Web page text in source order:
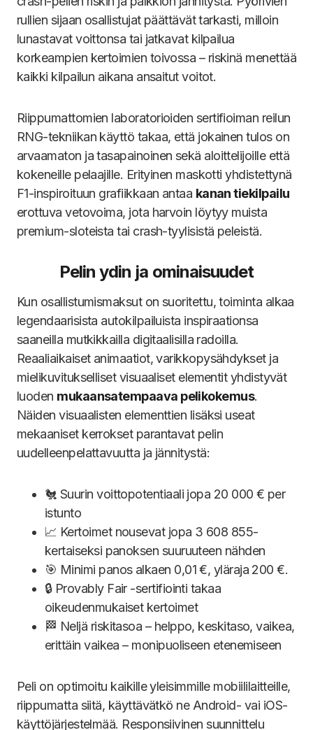
rullien sijaan osallistujat päättävät tarkasti, milloin
lunastavat voittonsa tai jatkavat kilpailua
korkeampien kertoimien toivossa – riskinä menettää
kaikki kilpailun aikana ansaitut voitot.
Riippumattomien laboratorioiden sertifioiman reilun
RNG-tekniikan käyttö takaa, että jokainen tulos on
arvaamaton ja tasapainoinen sekä aloittelijoille että
kokeneille pelaajille. Erityinen maskotti yhdistettynä
F1-inspiroituun grafiikkaan antaa kanan tiekilpailu
erottuva vetovoima, jota harvoin löytyy muista
premium-sloteista tai crash-tyylisistä peleistä.
Pelin ydin ja ominaisuudet
Kun osallistumismaksut on suoritettu, toiminta alkaa
legendaarisista autokilpailuista inspiraationsa
saaneilla mutkikkailla digitaalisilla radoilla.
Reaaliaikaiset animaatiot, varikkopysähdykset ja
mielikuvitukselliset visuaaliset elementit yhdistyvät
luoden mukaansatempaava pelikokemus.
Näiden visuaalisten elementtien lisäksi useat
mekaaniset kerrokset parantavat pelin
uudelleenpelattavuutta ja jännitystä:
🐔 Suurin voittopotentiaali jopa 20 000 € per
istunto
📈 Kertoimet nousevat jopa 3 608 855-
kertaiseksi panoksen suuruuteen nähden
🎯 Minimi panos alkaen 0,01 €, yläraja 200 €.
🔒 Provably Fair -sertifiointi takaa
oikeudenmukaiset kertoimet
🏁 Neljä riskitasoa – helppo, keskitaso, vaikea,
erittäin vaikea – monipuoliseen etenemiseen
Peli on optimoitu kaikille yleisimmille mobiililaitteille,
riippumatta siitä, käyttävätkö ne Android- vai iOS-
käyttöjärjestelmää. Responsiivinen suunnittelu